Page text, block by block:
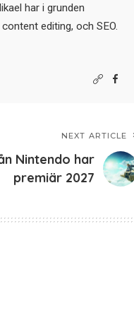
har i grunden
editing, och SEO.
NEXT ARTICLE
Nintendo har
premiär 2027